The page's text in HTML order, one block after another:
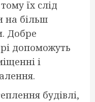
їх слід
на більш
Добре
допоможуть
і
будівлі,